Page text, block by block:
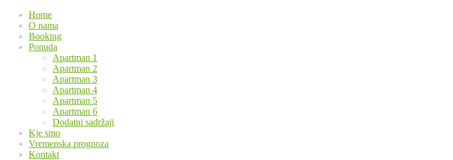
Home
O nama
Booking
Ponuda
Apartman 1
Apartman 2
Apartman 3
Apartman 4
Apartman 5
Apartman 6
Dodatni sadržaji
Kje smo
Vremenska prognoza
Kontakt